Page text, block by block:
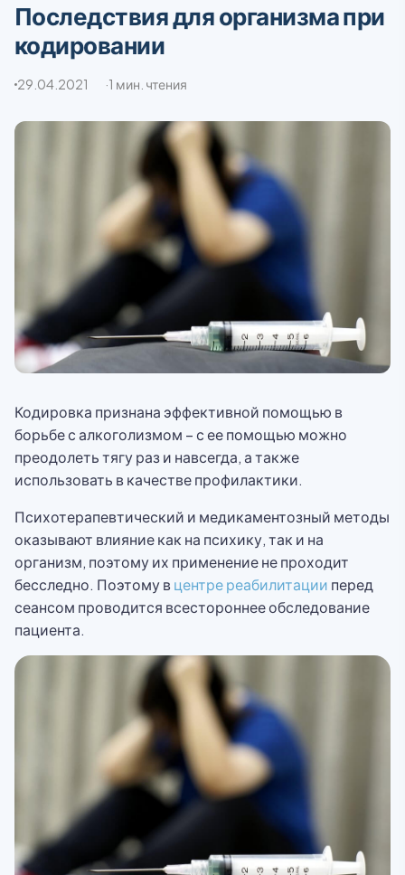
Последствия для организма при
кодировании
29.04.2021 1 мин. чтения
Кодировка признана эффективной помощью в
борьбе с алкоголизмом – с ее помощью можно
преодолеть тягу раз и навсегда, а также
использовать в качестве профилактики.
Психотерапевтический и медикаментозный методы
оказывают влияние как на психику, так и на
организм, поэтому их применение не проходит
бесследно. Поэтому в центре реабилитации перед
сеансом проводится всестороннее обследование
пациента.